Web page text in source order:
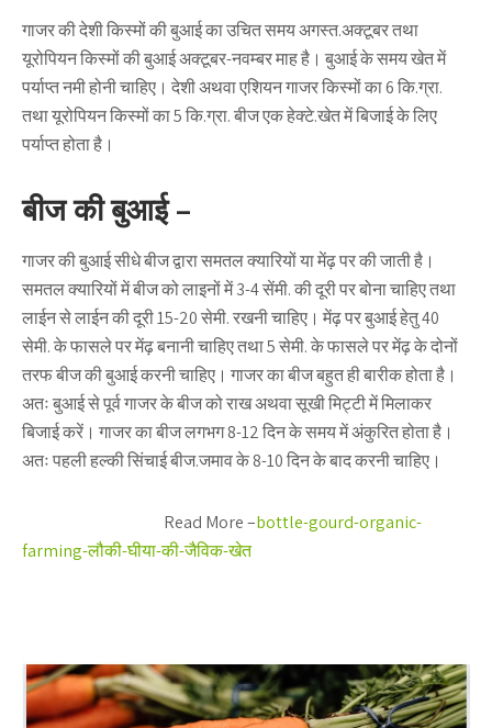
गाजर की देशी किस्मों की बुआई का उचित समय अगस्त.अक्टूबर तथा
यूरोपियन किस्मों की बुआई अक्टूबर-नवम्बर माह है। बुआई के समय खेत में
पर्याप्त नमी होनी चाहिए। देशी अथवा एशियन गाजर किस्मों का 6 कि.ग्रा.
तथा यूरोपियन किस्मों का 5 कि.ग्रा. बीज एक हेक्टे.खेत में बिजाई के लिए
पर्याप्त होता है।
बीज की बुआई –
गाजर की बुआई सीधे बीज द्वारा समतल क्यारियों या मेंढ़ पर की जाती है।
समतल क्यारियों में बीज को लाइनों में 3-4 सेंमी. की दूरी पर बोना चाहिए तथा
लाईन से लाईन की दूरी 15-20 सेमी. रखनी चाहिए। मेंढ़ पर बुआई हेतु 40
सेमी. के फासले पर मेंढ़ बनानी चाहिए तथा 5 सेमी. के फासले पर मेंढ़ के दोनों
तरफ बीज की बुआई करनी चाहिए। गाजर का बीज बहुत ही बारीक होता है।
अतः बुआई से पूर्व गाजर के बीज को राख अथवा सूखी मिट्टी में मिलाकर
बिजाई करें। गाजर का बीज लगभग 8-12 दिन के समय में अंकुरित होता है।
अतः पहली हल्की सिंचाई बीज.जमाव के 8-10 दिन के बाद करनी चाहिए।
Read More –bottle-gourd-organic-
farming-लौकी-घीया-की-जैविक-खेत